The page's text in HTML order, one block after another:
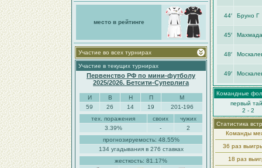
место в рейтинге
Участие во всех турнирах
Участие в текущих турнирах
Первенство РФ по мини-футболу
2025/2026. Бетсити-Суперлига
И В Н П
М
59
26 14 19
201-196
тех. поражения
своих
чужих
3.39%
-
2
прогнозируемость: 48.55%
134 угадывания в 276 ставках
жесткость: 81.17%
44′ Бруно Г
45′
48′
49′
Командные
первый
2 - 2
Статистика
Команды
36 раз
18 раз